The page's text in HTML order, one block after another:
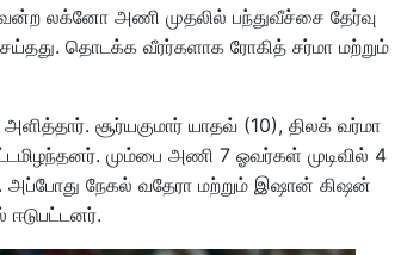
லக்னோ அணி முதலில் பந்துவீச்சை தேர்வு
தொடக்க வீரர்களாக ரோகித் சர்மா மற்றும்
சூர்யகுமார் யாதவ் (10), திலக் வர்மா
மும்பை அணி 7 ஓவர்கள் முடிவில் 4
அப்போது நேகல் வதேரா மற்றும் இஷான் கிஷன்